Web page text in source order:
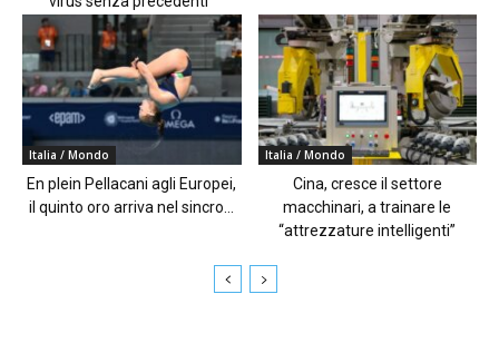
Italia / Mondo
En plein Pellacani agli Europei,
il quinto oro arriva nel sincro...
Italia / Mondo
Cina, cresce il settore
macchinari, a trainare le
“attrezzature intelligenti”